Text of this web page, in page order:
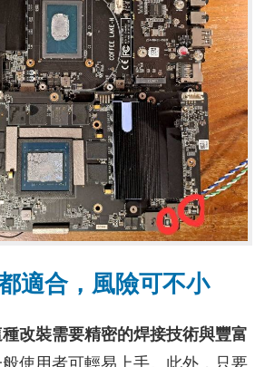
適合，風險可不小
改裝需要精密的焊接技術與豐富
般使用者可輕易上手。此外，只要